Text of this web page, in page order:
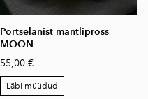
Portselanist mantlipross
MOON
55,00 €
Läbi müüdud